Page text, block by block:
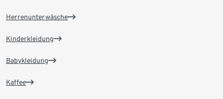
Herrenunterwäsche
Kinderkleidung
Babykleidung
Kaffee